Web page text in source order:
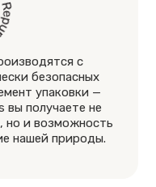
с
безопасных
упаковки —
вы получаете не
но и возможность
нашей природы.